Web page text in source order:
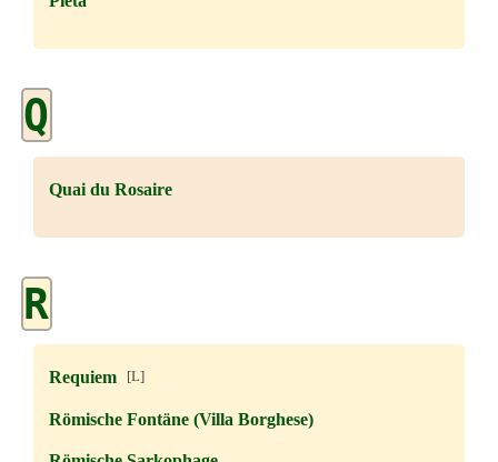
Q
Quai du Rosaire
R
Requiem[L]
Römische Fontäne (Villa Borghese)